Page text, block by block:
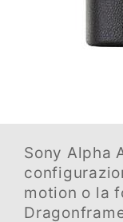
Sony Alpha
motion o la